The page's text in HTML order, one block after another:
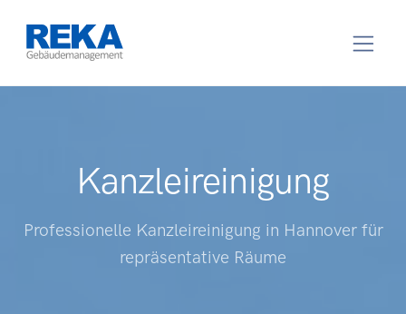
Kanzleireinigung
Professionelle Kanzleireinigung in Hannover für
repräsentative Räume